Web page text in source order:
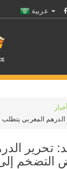
المغربي يتطلب
تحرير
إلى